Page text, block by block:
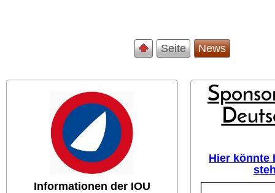
Seite News
Informationen der IOU
Hier könnte